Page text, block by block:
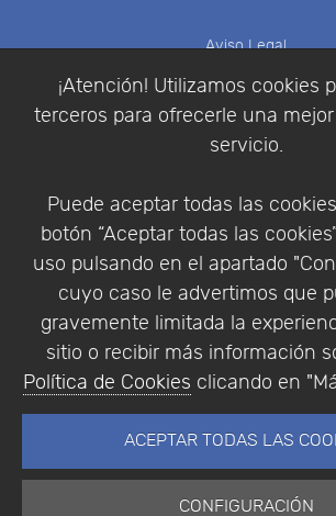
¡Atención! Utilizamos cookies
terceros para ofrecerle una
servicio.
Puede aceptar todas las
botón “Aceptar todas las
uso pulsando en el apartado
cuyo caso le advertimos que
gravemente limitada la
sitio o recibir más información
Política de Cookies clicando en
ACEPTAR TODAS LAS
CONFIGURACIÓN
Aviso Legal
Política de Privacidad
Condiciones de compra
Identificarse
Empresa|Aviso Legal| Política
Política de Cookies
© Copyright 1994 - 2026.
Científico, S.L.
Portugal.